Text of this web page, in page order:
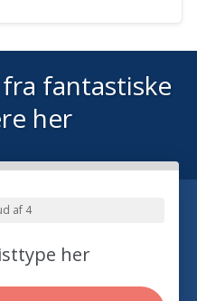
fra fantastiske
her
af 4
her